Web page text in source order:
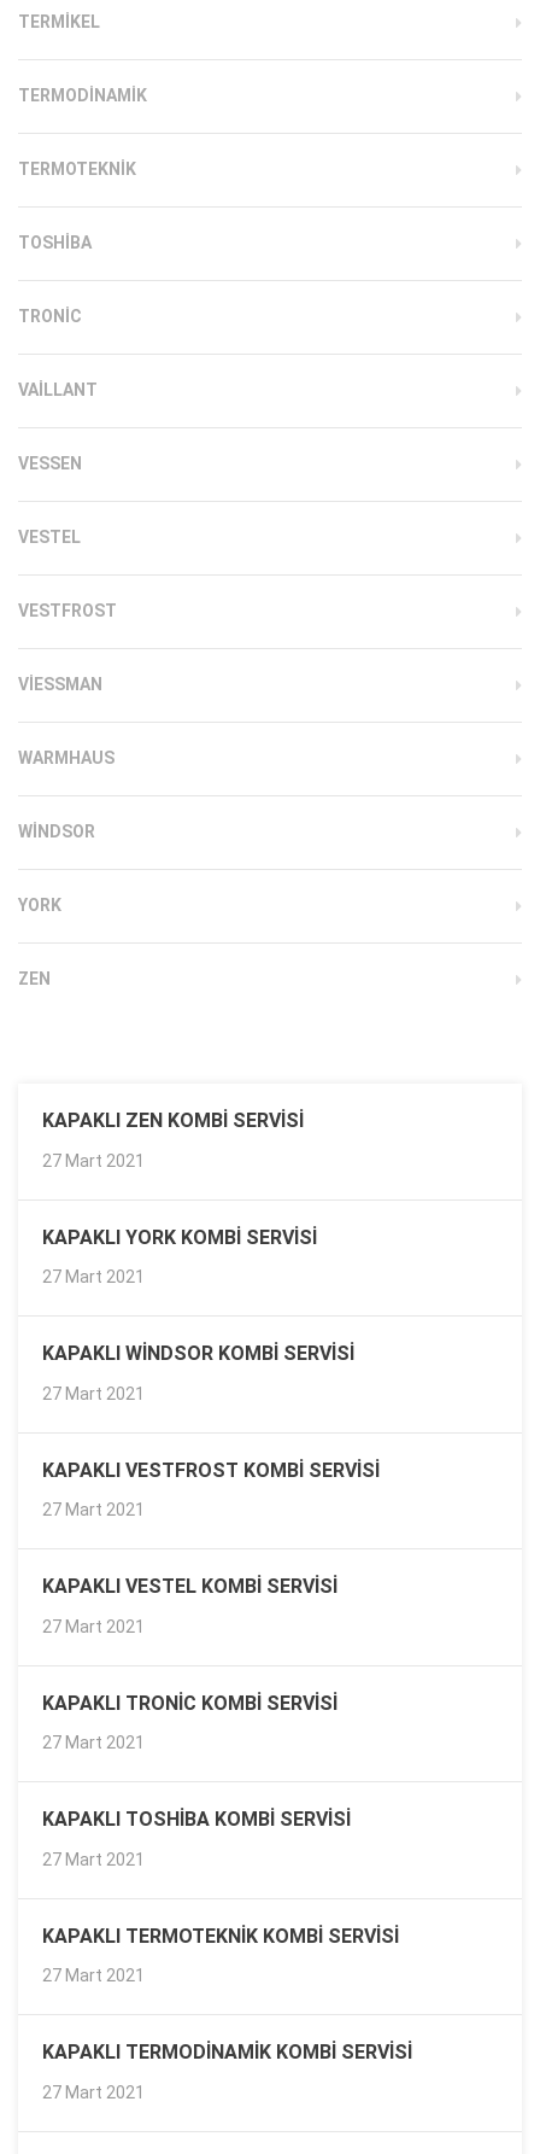
TERMIKEL
TERMODINAMIK
TERMOTEKNIK
TOSHIBA
TRONIC
VAILLANT
VESSEN
VESTEL
VESTFROST
VIESSMAN
WARMHAUS
WINDSOR
YORK
ZEN
KAPAKLI ZEN KOMBI SERVISI
27 Mart 2021
KAPAKLI YORK KOMBI SERVISI
27 Mart 2021
KAPAKLI WINDSOR KOMBI SERVISI
27 Mart 2021
KAPAKLI VESTFROST KOMBI SERVISI
27 Mart 2021
KAPAKLI VESTEL KOMBI SERVISI
27 Mart 2021
KAPAKLI TRONIC KOMBI SERVISI
27 Mart 2021
KAPAKLI TOSHIBA KOMBI SERVISI
27 Mart 2021
KAPAKLI TERMOTEKNIK KOMBI SERVISI
27 Mart 2021
KAPAKLI TERMODINAMIK KOMBI SERVISI
27 Mart 2021